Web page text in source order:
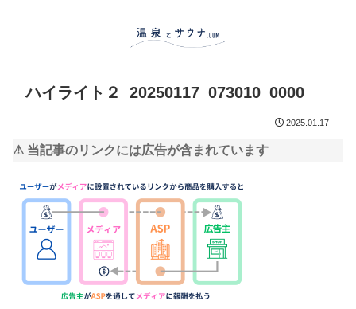
ハイライト２_20250117_073010_0000
2025.01.17
⚠ 当記事のリンクには広告が含まれています